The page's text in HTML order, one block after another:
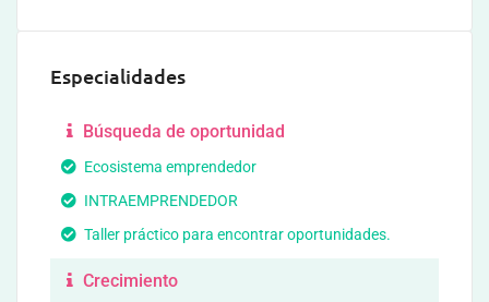
Especialidades
Búsqueda de oportunidad
Ecosistema emprendedor
INTRAEMPRENDEDOR
Taller práctico para encontrar oportunidades.
Crecimiento